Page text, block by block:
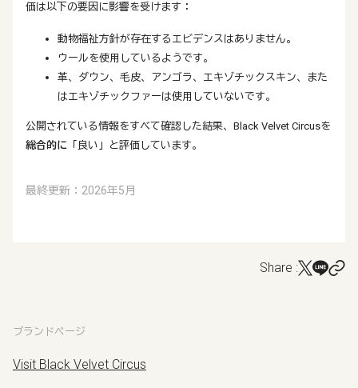
価は以下の要因に影響を受けます：
動物福祉方針が存在するエビデンスはありません。
ウールを使用しているようです。
革、ダウン、毛皮、アンゴラ、エキゾチックスキン、また
はエキゾチックファーは使用していないです。
公開されている情報をすべて確認した結果、Black Velvet Circusを
総合的に 「良い」と評価しています。
最終更新：2026年5月
Share :
ブランドページ
Visit Black Velvet Circus